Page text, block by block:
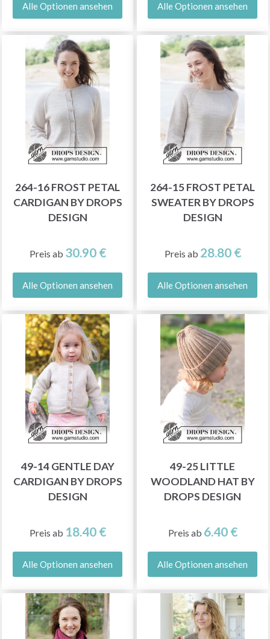
Alle Optionen ansehen Alle Optionen ansehen
264-16 FROST PETAL
CARDIGAN BY DROPS
DESIGN
Preis ab 30.90 €
Alle Optionen ansehen
264-15 FROST PETAL
SWEATER BY DROPS
DESIGN
Preis ab 28.80 €
Alle Optionen ansehen
49-14 GENTLE DAY
CARDIGAN BY DROPS
DESIGN
Preis ab 18.40 €
Alle Optionen ansehen
49-25 LITTLE
WOODLAND HAT BY
DROPS DESIGN
Preis ab 6.40 €
Alle Optionen ansehen